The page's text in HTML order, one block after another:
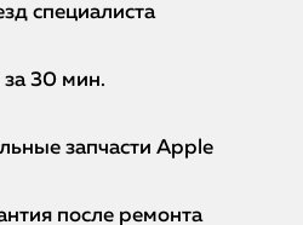
специалиста
за 30 мин.
запчасти Apple
после ремонта